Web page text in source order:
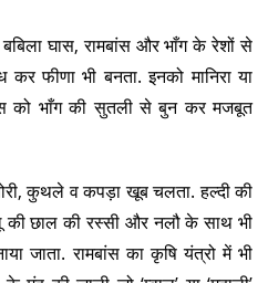
घास, रामबांस और भाँग के रेशों से
फीणा भी बनता. इनको मानिरा या
को भाँग की सुतली से बुन कर मजबूत
कुथले व कपड़ा खूब चलता. हल्दी की
की छाल की रस्सी और नलौ के साथ भी
जाता. रामबांस का कृषि यंत्रो में भी